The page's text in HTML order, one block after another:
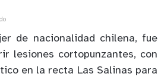
de nacionalidad chilena, fue
lesiones cortopunzantes, con
en la recta Las Salinas para